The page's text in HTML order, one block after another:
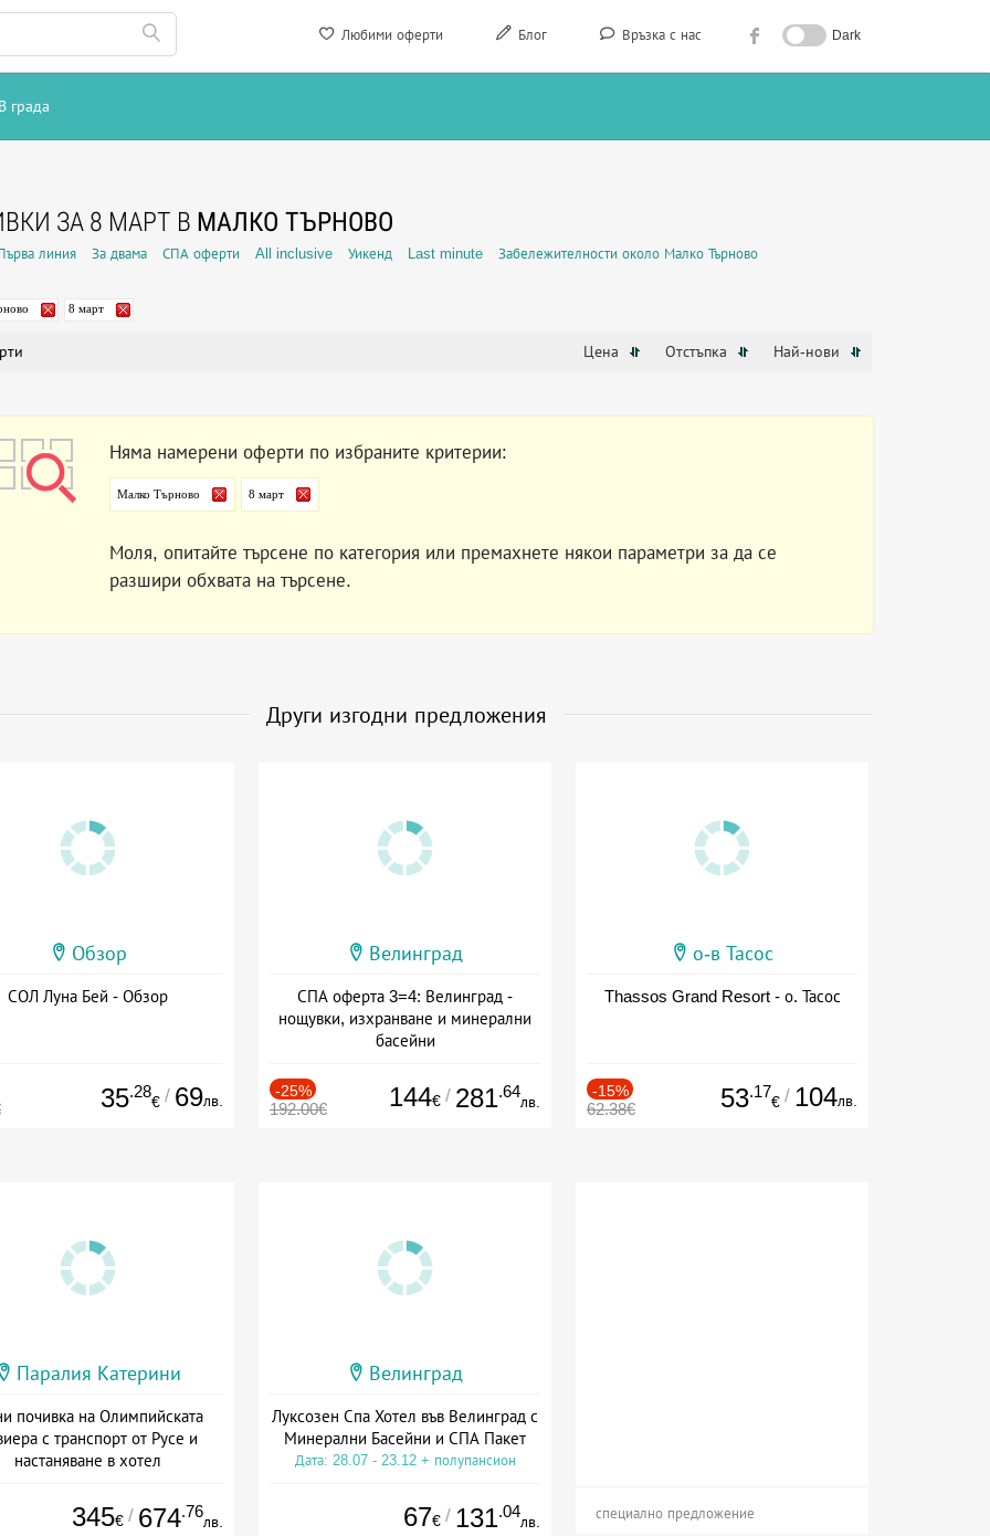
Любими оферти Блог Връзка с нас Dark
В града
ЗА 8 МАРТ В МАЛКО ТЪРНОВО
линия За двама СПА оферти All inclusive Уикенд Last minute Забележителности около Малко Търново
8 март
Цена Отстъпка Най-нови
Няма намерени оферти по избраните критерии:
Малко Търново 8 март
Моля, опитайте търсене по категория или премахнете някои параметри за да се
разшири обхвата на търсене.
Други изгодни предложения
Обзор
СОЛ Луна Бей - Обзор
35.28
€ / 69лв.
Велинград
СПА оферта 3=4: Велинград -
нощувки, изхранване и минерални
басейни
-25%
192.00€ 144€ / 281.64
лв.
о-в Тасос
Thassos Grand Resort - о. Тасос
-15%
62.38€ 53.17
€ / 104лв.
Паралия Катерини
почивка на Олимпийската
с транспорт от Русе и
настаняване в хотел
345€ / 674.76
лв.
Велинград
Луксозен Спа Хотел във Велинград с
Минерални Басейни и СПА Пакет
Дата: 28.07 - 23.12 + полупансион
67€ / 131.04
лв. специално предложение